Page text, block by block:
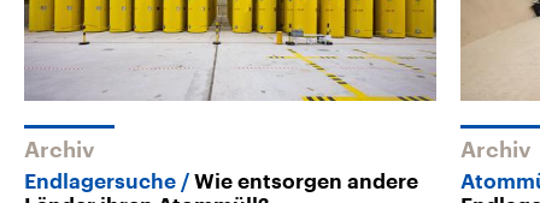
Archiv
Endlagersuche
Wie entsorgen andere
Archiv